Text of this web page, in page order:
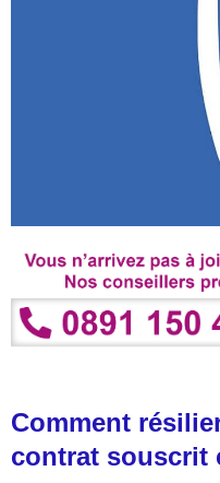
Comment
contrat souscrit